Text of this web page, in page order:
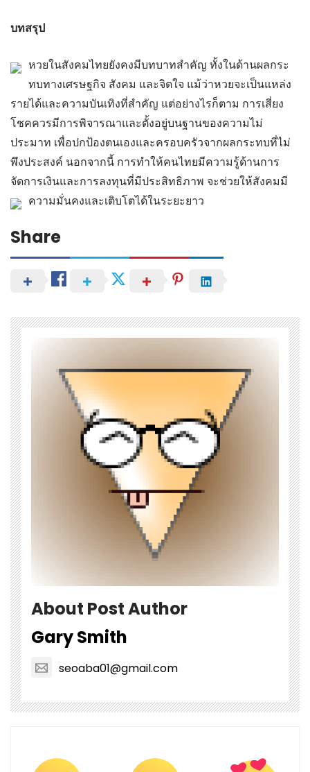
บทสรุป
หวยในสังคมไทยยังคงมีบทบาทสำคัญ ทั้งในด้านผลกระ
ทบทางเศรษฐกิจ สังคม และจิตใจ แม้ว่าหวยจะเป็นแหล่ง
รายได้และความบันเทิงที่สำคัญ แต่อย่างไรก็ตาม การเสี่ยง
โชคควรมีการพิจารณาและตั้งอยู่บนฐานของความไม่
ประมาท เพื่อปกป้องตนเองและครอบครัวจากผลกระทบที่ไม่
พึงประสงค์ นอกจากนี้ การทำให้คนไทยมีความรู้ด้านการ
จัดการเงินและการลงทุนที่มีประสิทธิภาพ จะช่วยให้สังคมมี
ความมั่นคงและเติบโตได้ในระยะยาว
Share
About Post Author
Gary Smith
seoaba01@gmail.com